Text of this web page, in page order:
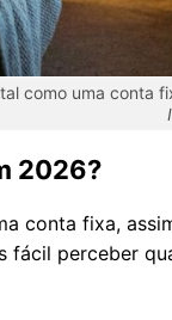
como uma conta
2026?
conta fixa,
perceber